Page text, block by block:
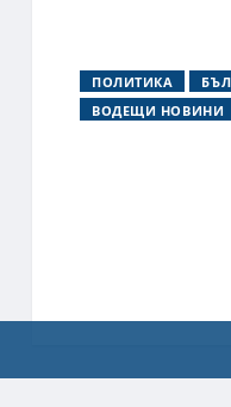
ПОЛИТИКА
ВОДЕЩИ НОВИНИ